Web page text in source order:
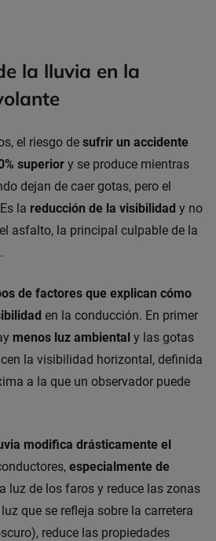
la lluvia en la
el riesgo de sufrir un accidente
superior y se produce mientras
dejan de caer gotas, pero el
la reducción de la visibilidad y no
asfalto, la principal culpable de la
de factores que explican cómo
en la conducción. En primer
menos luz ambiental y las gotas
la visibilidad horizontal, definida
a la que un observador puede
modifica drásticamente el
especialmente de
luz de los faros y reduce las zonas
que se refleja sobre la carretera
reduce las propiedades